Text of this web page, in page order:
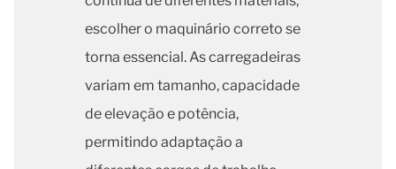
escolher o maquinário correto se
torna essencial. As carregadeiras
variam em tamanho, capacidade
de elevação e potência,
permitindo adaptação a